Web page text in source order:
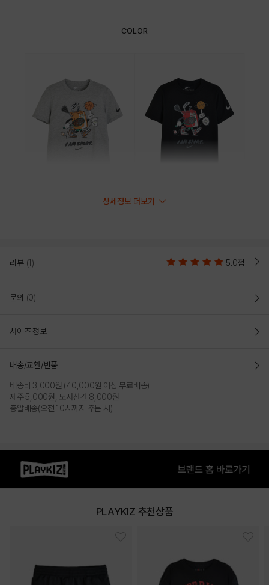
COLOR
상세정보 더보기
리뷰 (1) 5.0점
문의 (0)
사이즈 정보
배송/교환/반품
배송비 3,000원 (40,000원 이상 무료배송)
제주 5,000원, 도서산간 8,000원
총알배송(오전 10시까지 주문 시)
PLAYKIZ 추천상품